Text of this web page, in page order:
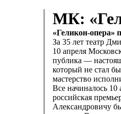
МК:
«Геликон-опера»
За 35 лет театр
10 апреля
публика —
который не стал
мастерство
Все начиналось 10
российская
Александровичу